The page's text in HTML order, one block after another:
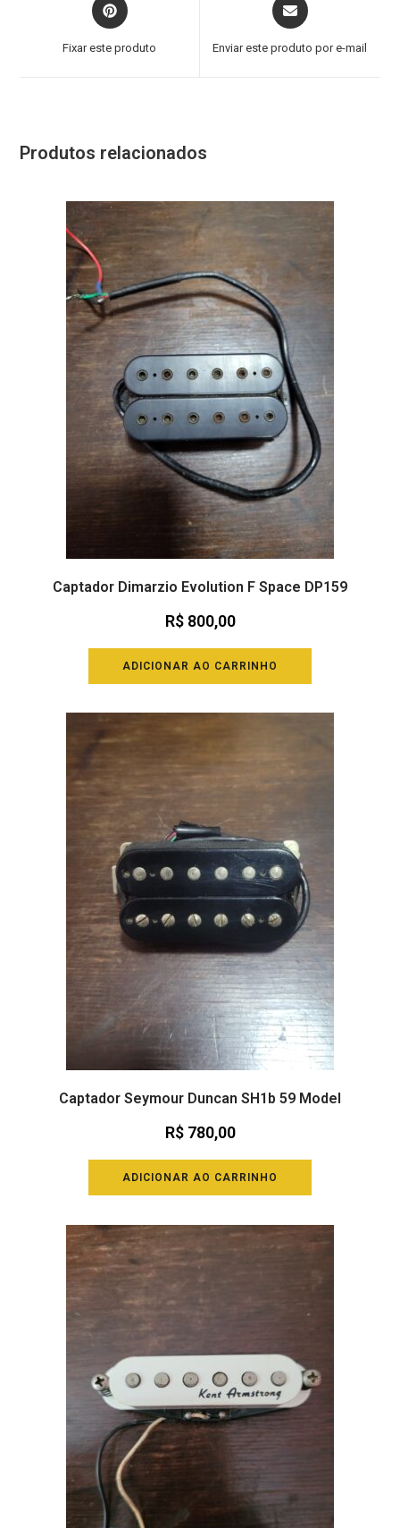
Fixar este produto Enviar este produto por e-mail
Produtos relacionados
Captador Dimarzio Evolution F Space DP159
R$800,00
ADICIONAR AO CARRINHO
Captador Seymour Duncan SH1b 59 Model
R$780,00
ADICIONAR AO CARRINHO